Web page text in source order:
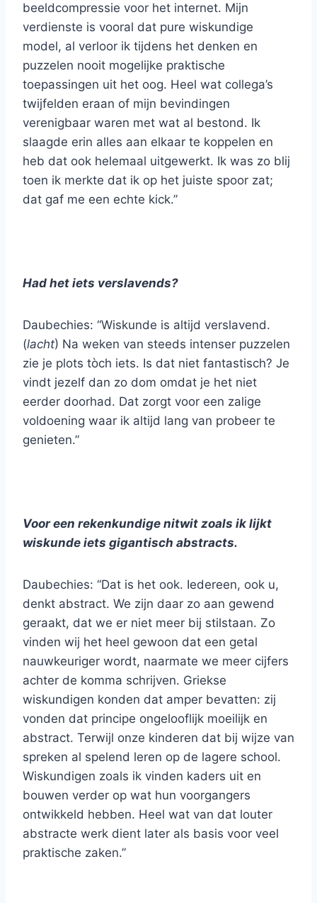
beeldcompressie voor het internet. Mijn
verdienste is vooral dat pure wiskundige
model, al verloor ik tijdens het denken en
puzzelen nooit mogelijke praktische
toepassingen uit het oog. Heel wat collega’s
twijfelden eraan of mijn bevindingen
verenigbaar waren met wat al bestond. Ik
slaagde erin alles aan elkaar te koppelen en
heb dat ook helemaal uitgewerkt. Ik was zo blij
toen ik merkte dat ik op het juiste spoor zat;
dat gaf me een echte kick.”
Had het iets verslavends?
Daubechies: “Wiskunde is altijd verslavend.
(lacht) Na weken van steeds intenser puzzelen
zie je plots tòch iets. Is dat niet fantastisch? Je
vindt jezelf dan zo dom omdat je het niet
eerder doorhad. Dat zorgt voor een zalige
voldoening waar ik altijd lang van probeer te
genieten.”
Voor een rekenkundige nitwit zoals ik lijkt
wiskunde iets gigantisch abstracts.
Daubechies: “Dat is het ook. Iedereen, ook u,
denkt abstract. We zijn daar zo aan gewend
geraakt, dat we er niet meer bij stilstaan. Zo
vinden wij het heel gewoon dat een getal
nauwkeuriger wordt, naarmate we meer cijfers
achter de komma schrijven. Griekse
wiskundigen konden dat amper bevatten: zij
vonden dat principe ongelooflijk moeilijk en
abstract. Terwijl onze kinderen dat bij wijze van
spreken al spelend leren op de lagere school.
Wiskundigen zoals ik vinden kaders uit en
bouwen verder op wat hun voorgangers
ontwikkeld hebben. Heel wat van dat louter
abstracte werk dient later als basis voor veel
praktische zaken.”